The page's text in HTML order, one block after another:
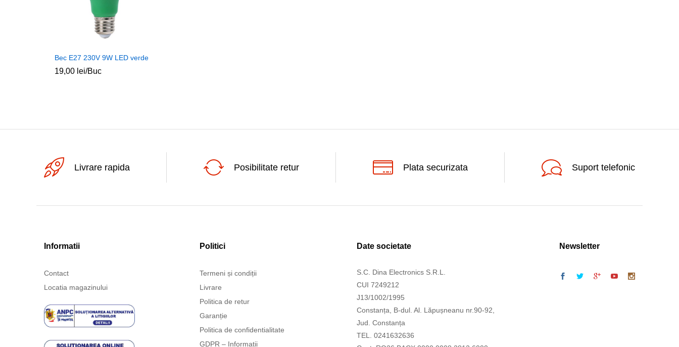
Bec E27 230V 9W LED verde
19,00 lei/Buc
Livrare rapida Posibilitate retur Plata securizata Suport telefonic
Informatii
Contact
Locatia magazinului
Politici
Termeni și condiții
Livrare
Politica de retur
Garanție
Politica de confidentialitate
GDPR – Informatii
Date societate
S.C. Dina Electronics S.R.L.
CUI 7249212
J13/1002/1995
Constanța, B-dul. Al. Lăpușneanu nr.90-92,
Jud. Constanța
TEL. 0241632636
Newsletter